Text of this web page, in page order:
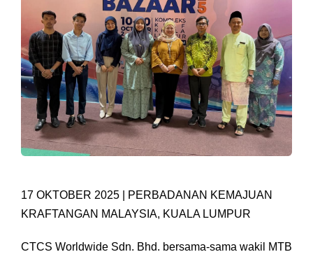
17 OKTOBER 2025 | PERBADANAN KEMAJUAN
KRAFTANGAN MALAYSIA, KUALA LUMPUR
CTCS Worldwide Sdn. Bhd. bersama-sama wakil MTB